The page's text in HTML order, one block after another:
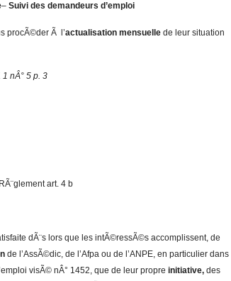
– Suivi des demandeurs d’emploi
procÃ©der Ã l’actualisation mensuelle de leur situation
nÂ° 5 p. 3
art. 4 b
dÃ¨s lors que les intÃ©ressÃ©s accomplissent, de
de l’AssÃ©dic, de l’Afpa ou de l’ANPE, en particulier dans
visÃ© nÂ° 1452, que de leur propre initiative, des